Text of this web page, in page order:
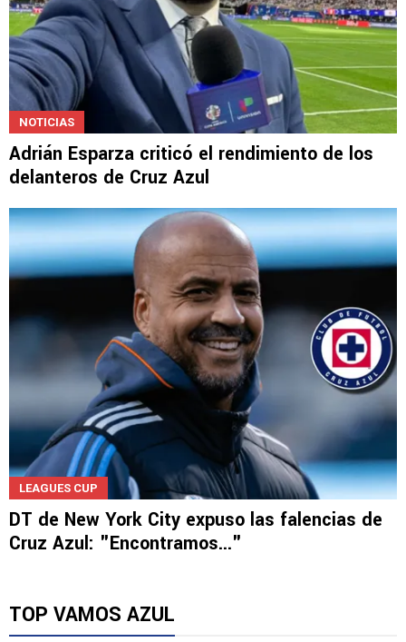
Adrián Esparza criticó el rendimiento de los
delanteros de Cruz Azul
DT de New York City expuso las falencias de
Cruz Azul: "Encontramos..."